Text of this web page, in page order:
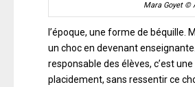
Mara Goyet ©
l’époque, une forme de béquille.
un choc en devenant
responsable des élèves, c’est
placidement, sans ressentir ce